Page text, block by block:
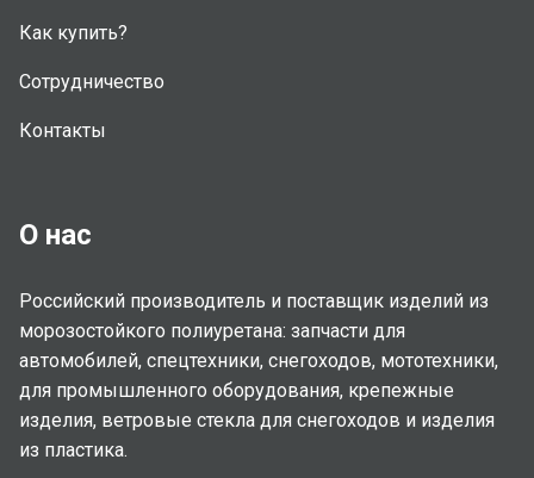
Как купить?
Сотрудничество
Контакты
О нас
Российский производитель и поставщик изделий из
морозостойкого полиуретана: запчасти для
автомобилей, спецтехники, снегоходов, мототехники,
для промышленного оборудования, крепежные
изделия, ветровые стекла для снегоходов и изделия
из пластика.